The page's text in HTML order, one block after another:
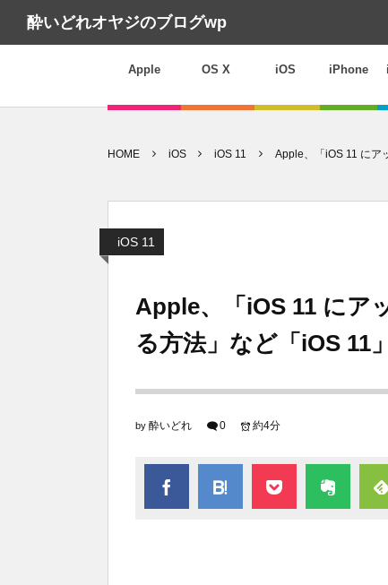
酔いどれオヤジのブログwp
Apple OS X iOS iPhone
HOME iOS iOS 11 Apple、「iOS 11 にア
iOS 11
Apple、「iOS 11 にア
る方法」など「iOS 11
by 酔いどれ 0 約4分